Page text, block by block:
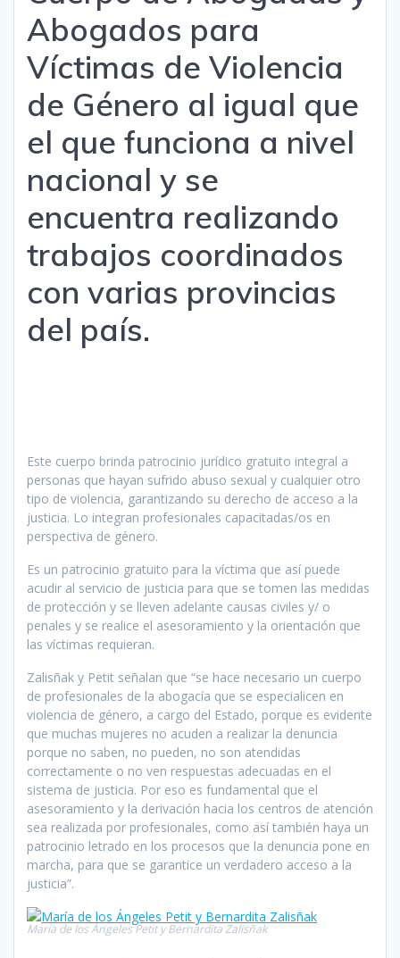
Abogados para
Víctimas de Violencia
de Género al igual que
el que funciona a nivel
nacional y se
encuentra realizando
trabajos coordinados
con varias provincias
del país.
Este cuerpo brinda patrocinio jurídico gratuito integral a
personas que hayan sufrido abuso sexual y cualquier otro
tipo de violencia, garantizando su derecho de acceso a la
justicia. Lo integran profesionales capacitadas/os en
perspectiva de género.
Es un patrocinio gratuito para la víctima que así puede
acudir al servicio de justicia para que se tomen las medidas
de protección y se lleven adelante causas civiles y/ o
penales y se realice el asesoramiento y la orientación que
las víctimas requieran.
Zalisñak y Petit señalan que “se hace necesario un cuerpo
de profesionales de la abogacía que se especialicen en
violencia de género, a cargo del Estado, porque es evidente
que muchas mujeres no acuden a realizar la denuncia
porque no saben, no pueden, no son atendidas
correctamente o no ven respuestas adecuadas en el
sistema de justicia. Por eso es fundamental que el
asesoramiento y la derivación hacia los centros de atención
sea realizada por profesionales, como así también haya un
patrocinio letrado en los procesos que la denuncia pone en
marcha, para que se garantice un verdadero acceso a la
justicia”.
María de los Ángeles Petit y Bernardita Zalisñak